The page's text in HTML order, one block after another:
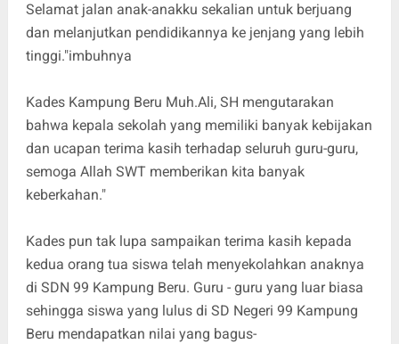
Selamat jalan anak-anakku sekalian untuk berjuang
dan melanjutkan pendidikannya ke jenjang yang lebih
tinggi."imbuhnya
Kades Kampung Beru Muh.Ali, SH mengutarakan
bahwa kepala sekolah yang memiliki banyak kebijakan
dan ucapan terima kasih terhadap seluruh guru-guru,
semoga Allah SWT memberikan kita banyak
keberkahan."
Kades pun tak lupa sampaikan terima kasih kepada
kedua orang tua siswa telah menyekolahkan anaknya
di SDN 99 Kampung Beru. Guru - guru yang luar biasa
sehingga siswa yang lulus di SD Negeri 99 Kampung
Beru mendapatkan nilai yang bagus-